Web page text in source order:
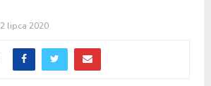
2 lipca 2020